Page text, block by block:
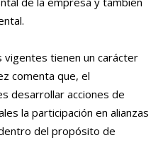
vigentes tienen un carácter
comenta que, el
desarrollar acciones de
la participación en alianzas
del propósito de